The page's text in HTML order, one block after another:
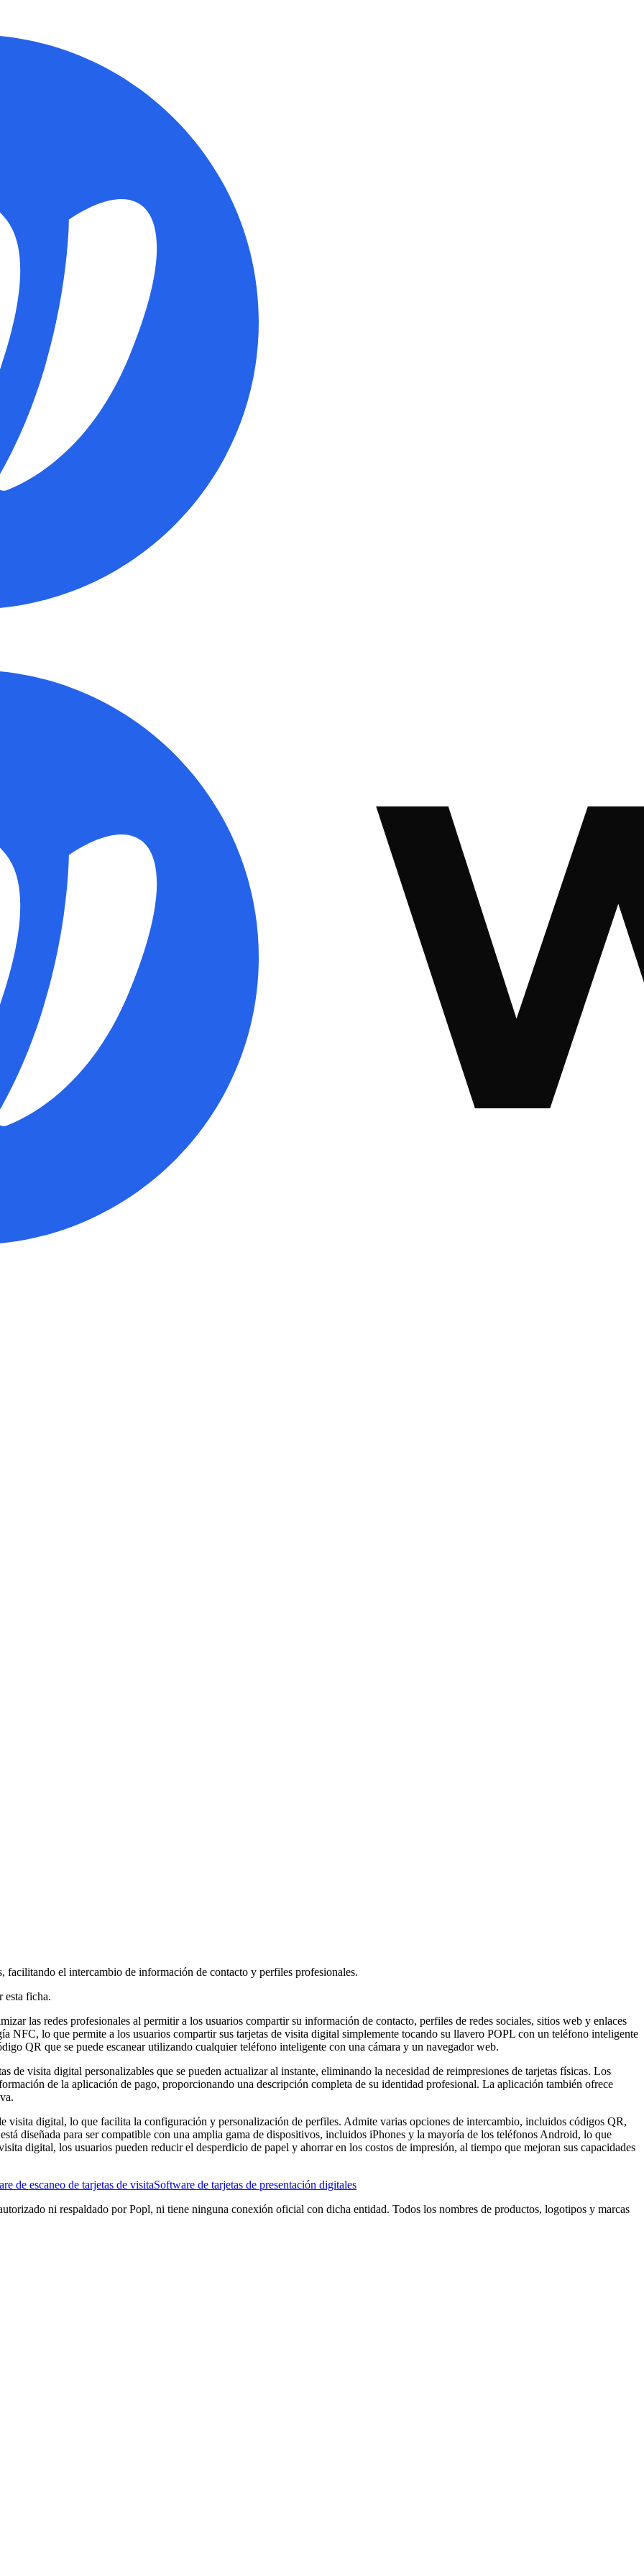
facilitando el intercambio de información de contacto y perfiles profesionales.
esta ficha.
las redes profesionales al permitir a los usuarios compartir su información de contacto, perfiles de redes sociales, sitios web y enlaces
NFC, lo que permite a los usuarios compartir sus tarjetas de visita digital simplemente tocando su llavero POPL con un teléfono inteligente
QR que se puede escanear utilizando cualquier teléfono inteligente con una cámara y un navegador web.
de visita digital personalizables que se pueden actualizar al instante, eliminando la necesidad de reimpresiones de tarjetas físicas. Los
de la aplicación de pago, proporcionando una descripción completa de su identidad profesional. La aplicación también ofrece
visita digital, lo que facilita la configuración y personalización de perfiles. Admite varias opciones de intercambio, incluidos códigos QR,
diseñada para ser compatible con una amplia gama de dispositivos, incluidos iPhones y la mayoría de los teléfonos Android, lo que
digital, los usuarios pueden reducir el desperdicio de papel y ahorrar en los costos de impresión, al tiempo que mejoran sus capacidades
de escaneo de tarjetas de visitaSoftware de tarjetas de presentación digitales
ni respaldado por Popl, ni tiene ninguna conexión oficial con dicha entidad. Todos los nombres de productos, logotipos y marcas